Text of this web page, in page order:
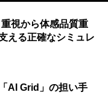
視から体感品質重
える正確なシミュレ
AI Grid」の担い手